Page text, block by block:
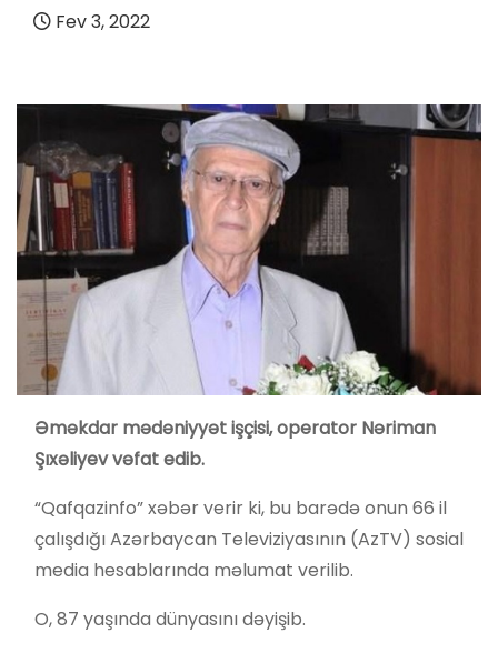
Fev 3, 2022
Əməkdar mədəniyyət işçisi, operator Nəriman
Şıxəliyev vəfat edib.
“Qafqazinfo” xəbər verir ki, bu barədə onun 66 il
çalışdığı Azərbaycan Televiziyasının (AzTV) sosial
media hesablarında məlumat verilib.
O, 87 yaşında dünyasını dəyişib.